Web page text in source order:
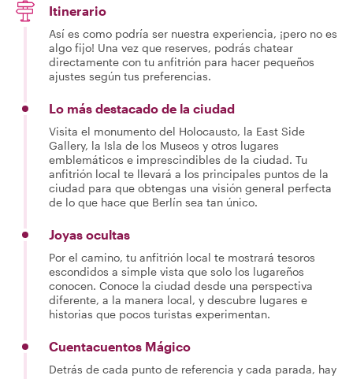
Itinerario
Así es como podría ser nuestra experiencia, ¡pero no es
algo fijo! Una vez que reserves, podrás chatear
directamente con tu anfitrión para hacer pequeños
ajustes según tus preferencias.
Lo más destacado de la ciudad
Visita el monumento del Holocausto, la East Side
Gallery, la Isla de los Museos y otros lugares
emblemáticos e imprescindibles de la ciudad. Tu
anfitrión local te llevará a los principales puntos de la
ciudad para que obtengas una visión general perfecta
de lo que hace que Berlín sea tan único.
Joyas ocultas
Por el camino, tu anfitrión local te mostrará tesoros
escondidos a simple vista que solo los lugareños
conocen. Conoce la ciudad desde una perspectiva
diferente, a la manera local, y descubre lugares e
historias que pocos turistas experimentan.
Cuentacuentos Mágico
Detrás de cada punto de referencia y cada parada, hay